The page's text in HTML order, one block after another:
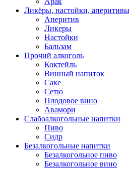
Ликёры, настойки,
Аперитив
Ликеры
Настойки
Бальзам
Прочий алкоголь
Коктейль
Винный напиток
Саке
Сетю
Плодовое вино
Авамори
Слабоалкогольные напитки
Пиво
Сидр
Безалкогольные напитки
Безалкогольное пиво
Безалкогольное вино